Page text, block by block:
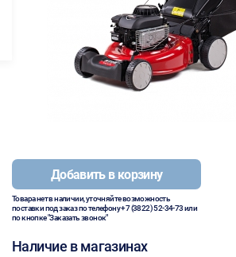
Добавить в корзину
Товара нет в наличии, уточняйте возможность
поставки под заказ по телефону+7 (3822) 52-34-73или
по кнопке "Заказать звонок"
Наличие в магазинах